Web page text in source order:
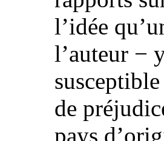
l’idée
l’auteur −
de
pays